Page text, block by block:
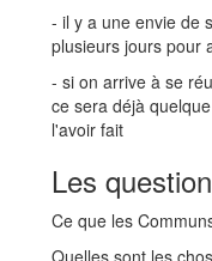
- il y a une envie de
plusieurs jours pour
- si on arrive à se
ce sera déjà
l'avoir fait
Les
Ce que les